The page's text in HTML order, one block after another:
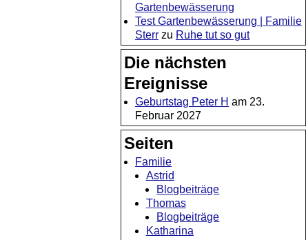
Gartenbewässerung
Test Gartenbewässerung | Familie
Sterrzu Ruhe tut so gut
Die nächsten
Ereignisse
Geburtstag Peter H am 23.
Februar 2027
Seiten
Familie
Astrid
Blogbeiträge
Thomas
Blogbeiträge
Katharina